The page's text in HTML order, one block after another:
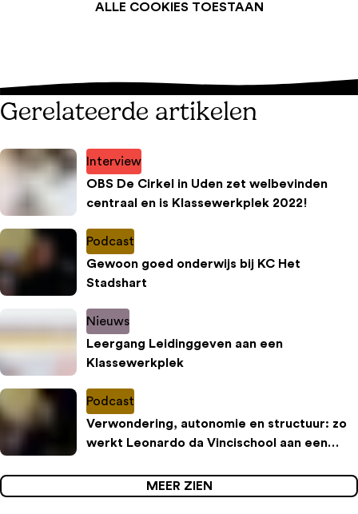
ALLE COOKIES TOESTAAN
Gerelateerde artikelen
Interview
OBS De Cirkel in Uden zet welbevinden
centraal en is Klassewerkplek 2022!
Podcast
Gewoon goed onderwijs bij KC Het
Stadshart
Nieuws
Leergang Leidinggeven aan een
Klassewerkplek
Podcast
Verwondering, autonomie en structuur: zo
werkt Leonardo da Vincischool aan een
MEER ZIEN